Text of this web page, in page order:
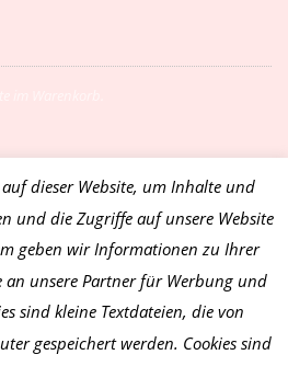
dieser Website, um Inhalte und
und die Zugriffe auf unsere Website
geben wir Informationen zu Ihrer
an unsere Partner für Werbung und
sind kleine Textdateien, die von
gespeichert werden. Cookies sind